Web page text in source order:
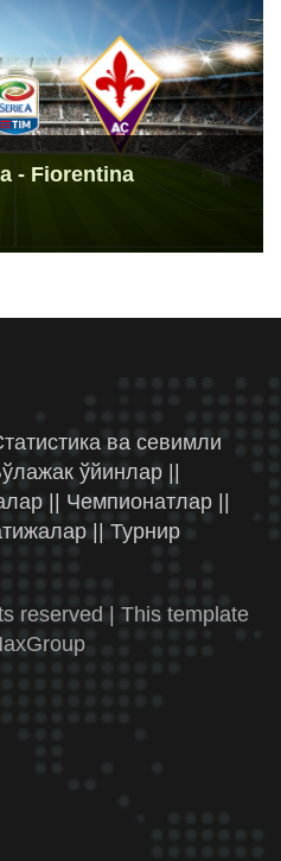
- Fiorentina
ва севимли
ўйинлар ||
|| Чемпионатлар ||
|| Турнир
reserved | This template